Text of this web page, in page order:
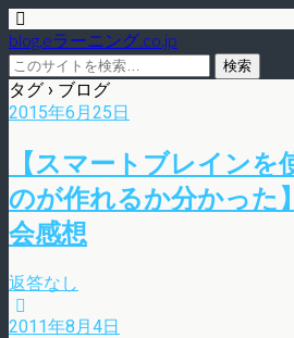
blog.eラーニング.co.jp
タグ › ブログ
2015年6月25日
【スマートブレインを
のが作れるか分かった
会感想
返答なし
2011年8月4日